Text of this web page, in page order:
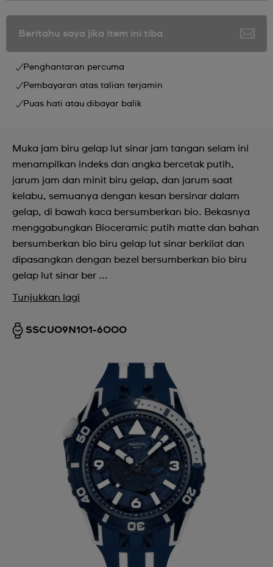
Beritahu saya jika item ini tiba
Penghantaran percuma
Pembayaran atas talian terjamin
Puas hati atau dibayar balik
Muka jam biru gelap lut sinar jam tangan selam ini
menampilkan indeks dan angka bercetak putih,
jarum jam dan minit biru gelap, dan jarum saat
kelabu, semuanya dengan kesan bersinar dalam
gelap, di bawah kaca bersumberkan bio. Bekasnya
menggabungkan Bioceramic putih matte dan bahan
bersumberkan bio biru gelap lut sinar berkilat dan
dipasangkan dengan bezel bersumberkan bio biru
gelap lut sinar ber ...
Tunjukkan lagi
SSCU09N101-6000